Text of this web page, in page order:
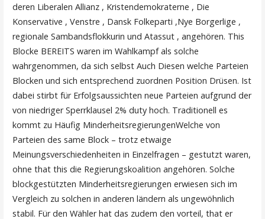
deren Liberalen Allianz , Kristendemokraterne , Die
Konservative , Venstre , Dansk Folkeparti ,Nye Borgerlige ,
regionale Sambandsflokkurin und Atassut , angehören. This
Blocke BEREITS waren im Wahlkampf als solche
wahrgenommen, da sich selbst Auch Diesen welche Parteien
Blocken und sich entsprechend zuordnen Position Drüsen. Ist
dabei stirbt für Erfolgsaussichten neue Parteien aufgrund der
von niedriger Sperrklausel 2% duty hoch. Traditionell es
kommt zu Häufig MinderheitsregierungenWelche von
Parteien des same Block – trotz etwaige
Meinungsverschiedenheiten in Einzelfragen – gestutzt waren,
ohne that this die Regierungskoalition angehören. Solche
blockgestützten Minderheitsregierungen erwiesen sich im
Vergleich zu solchen in anderen ländern als ungewöhnlich
stabil. Für den Wähler hat das zudem den vorteil, that er